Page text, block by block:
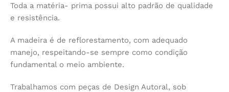
Toda a matéria- prima possui alto padrão de qualidade
e resistência.
A madeira é de reflorestamento, com adequado
manejo, respeitando-se sempre como condição
fundamental o meio ambiente.
Trabalhamos com peças de Design Autoral, sob